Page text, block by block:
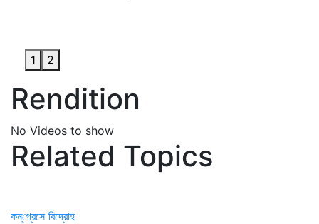
1 2
Rendition
No Videos to show
Related Topics
কন্‌গ্রেসে বিদ্রোহ